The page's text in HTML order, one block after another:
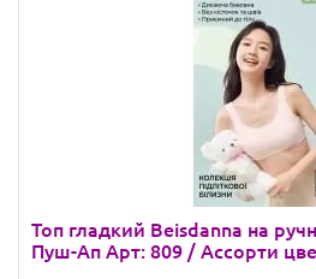
Топ гладкий Beisdanna на
Пуш-Ап Арт: 809 / Ассорти